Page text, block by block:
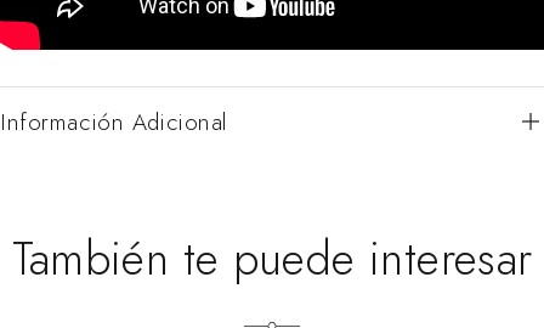
Información Adicional
También te puede interesar